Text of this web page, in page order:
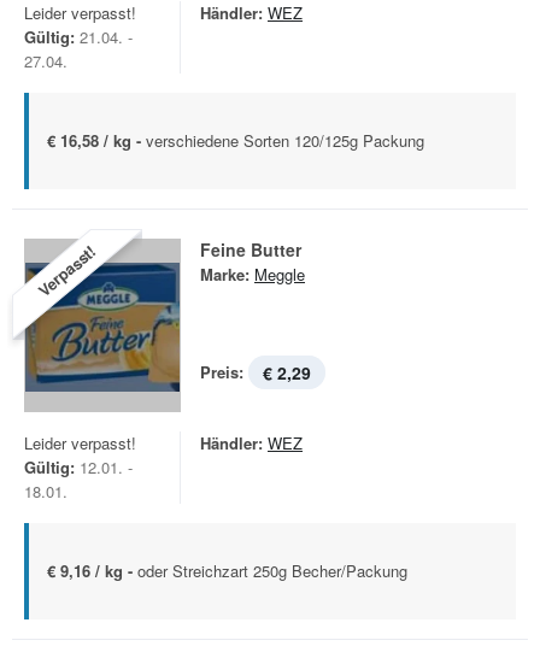
Leider verpasst!
Gültig: 21.04. -
27.04.
Händler: WEZ
€ 16,58 / kg - verschiedene Sorten 120/125g Packung
Verpasst! Feine Butter
Marke: Meggle
Preis: € 2,29
Leider verpasst!
Gültig: 12.01. -
18.01.
Händler: WEZ
€ 9,16 / kg - oder Streichzart 250g Becher/Packung